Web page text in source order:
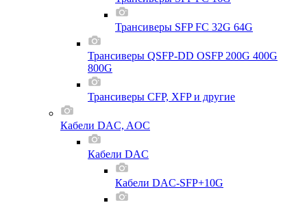
Трансиверы SFP FC 32G 64G
Трансиверы QSFP-DD OSFP 200G 400G
800G
Трансиверы CFP, XFP и другие
Кабели DAC, AOC
Кабели DAC
Кабели DAC-SFP+10G